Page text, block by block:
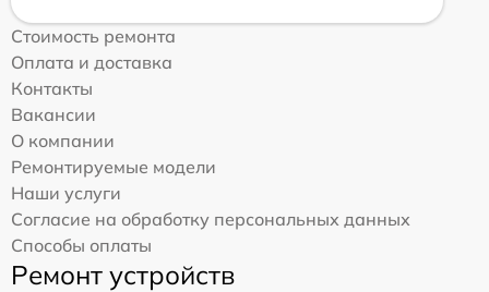
Стоимость ремонта
Оплата и доставка
Контакты
Вакансии
О компании
Ремонтируемые модели
Наши услуги
Согласие на обработку персональных данных
Способы оплаты
Ремонт устройств